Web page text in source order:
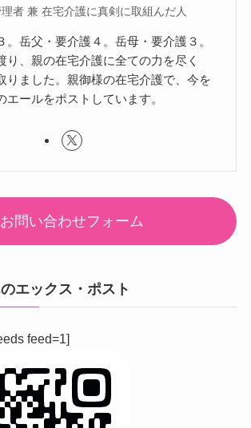
者 兼 在宅介護に真剣に取組んだ人
。岳父・要介護４。岳母・要介護３。
り、親の在宅介護に全ての力を尽く
りました。親御様の在宅介護で、今を
エールをポストしています。
お問い合わせフォーム
エックス・ポスト
feed=1]